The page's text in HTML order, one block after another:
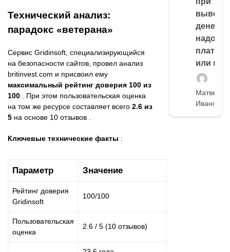
Технический анализ:
парадокс «ветерана»
Сервис Gridinsoft, специализирующийся
на безопасности сайтов, провел анализ
britinvest.com и присвоил ему
максимальный рейтинг доверия 100 из
100 . При этом пользовательская оценка
на том же ресурсе составляет всего 2.6 из
5 на основе 10 отзывов .
Ключевые технические факты :
Параметр Значение
Рейтинг доверия
Gridinsoft
100/100
Пользовательская
оценка
2.6 / 5 (10 отзывов)
выводе
денег,
надо
платить
или
Матвей
Иванов